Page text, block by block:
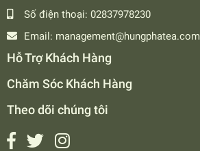
Số điện thoại: 02837978230
Email: management@hungphatea.com
Hỗ Trợ Khách Hàng
Chăm Sóc Khách Hàng
Theo dõi chúng tôi